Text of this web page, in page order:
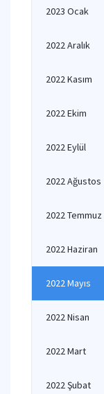
2023 Ocak
2022 Aralık
2022 Kasım
2022 Ekim
2022 Eylül
2022 Ağustos
2022 Temmuz
2022 Haziran
2022 Mayıs
2022 Nisan
2022 Mart
2022 Şubat